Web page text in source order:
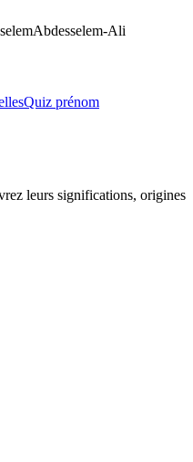
Abdesselem-Ali
Quiz prénom
leurs significations, origines